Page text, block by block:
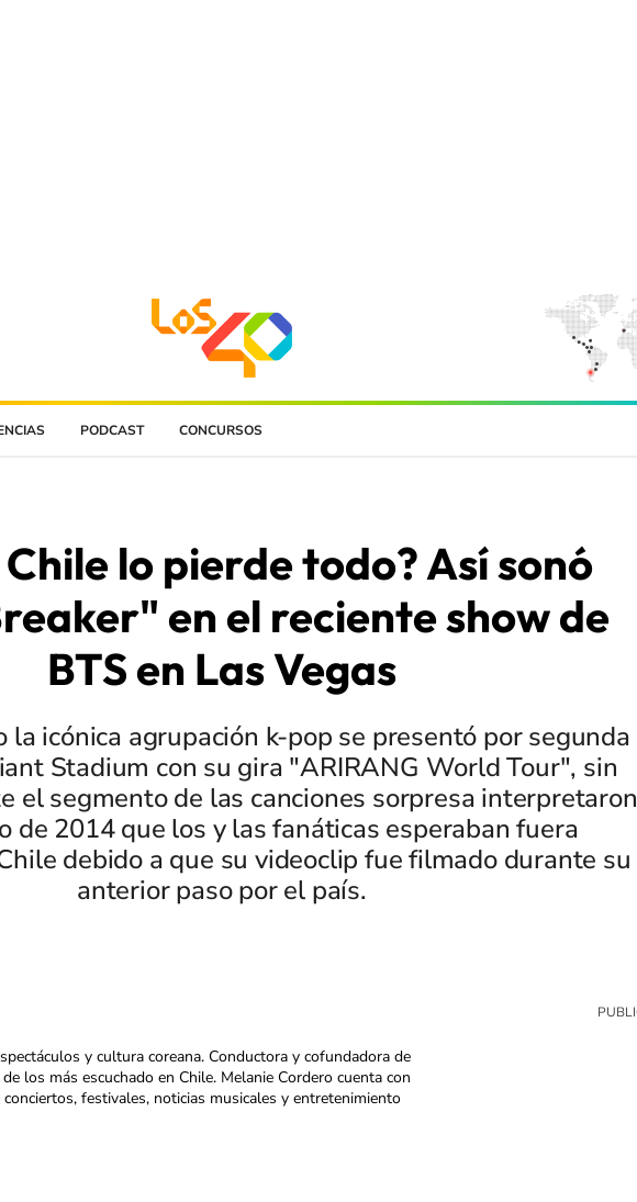
PODCAST CONCURSOS
Chile lo pierde todo? Así sonó
en el reciente show de
BTS en Las Vegas
la icónica agrupación k-pop se presentó por segunda
Stadium con su gira "ARIRANG World Tour", sin
el segmento de las canciones sorpresa interpretaron
de 2014 que los y las fanáticas esperaban fuera
debido a que su videoclip fue filmado durante su
anterior paso por el país.
y cultura coreana. Conductora y cofundadora de
los más escuchado en Chile. Melanie Cordero cuenta con
festivales, noticias musicales y entretenimiento